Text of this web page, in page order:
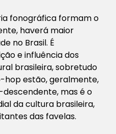
fonográfica formam o
haverá maior
no Brasil. É
e influência dos
brasileira, sobretudo
hopestão, geralmente,
mas é o
da cultura brasileira,
das favelas.